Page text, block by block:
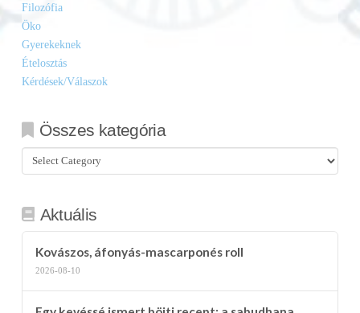
Filozófia
Öko
Gyerekeknek
Ételosztás
Kérdések/Válaszok
Összes kategória
Összes
kategória
Aktuális
Kovászos, áfonyás-mascarponés roll
2026-08-10